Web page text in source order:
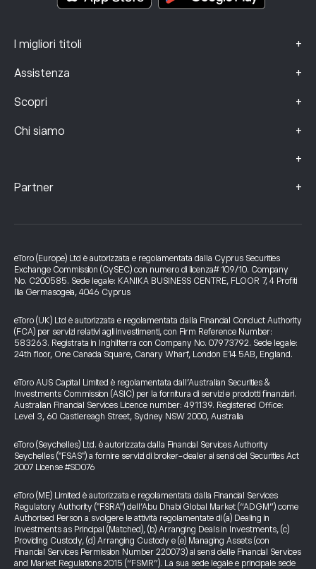
I migliori titoli +
Assistenza +
Scopri +
Chi siamo +
+
Partner +
eToro (Europe) Ltd è autorizzata e regolamentata dalla Cyprus Securities
Exchange Commission (CySEC) con numero di licenza# 109/10. Company
No. C200585. Sede legale: KANIKA BUSINESS CENTRE, FLOOR 7, 4 Profiti
Ilia Germasogeia, 4046 Cyprus
eToro (UK) Ltd è autorizzata e regolamentata dalla Financial Conduct Authority
(FCA) per servizi relativi agli investimenti, con Firm Reference Number:
583263. Registrata in Inghilterra con Company No. 07973792. Sede legale:
24th floor, One Canada Square, Canary Wharf, London E14 5AB, England.
eToro AUS Capital Limited è regolamentata dall’Australian Securities &
Investments Commission (ASIC) per la fornitura di servizi e prodotti finanziari.
Australian Financial Services Licence number: 491139. Registered Office:
Level 3, 60 Castlereagh Street, Sydney NSW 2000, Australia
eToro (Seychelles) Ltd. è autorizzata dalla Financial Services Authority
Seychelles ("FSAS") a fornire servizi di broker-dealer ai sensi del Securities Act
2007 License #SD076
eToro (ME) Limited è autorizzata e regolamentata dalla Financial Services
Regulatory Authority ("FSRA") dell’Abu Dhabi Global Market (“ADGM”) come
Authorised Person a svolgere le attività regolamentate di (a) Dealing in
Investments as Principal (Matched), (b) Arranging Deals in Investments, (c)
Providing Custody, (d) Arranging Custody e (e) Managing Assets (con
Financial Services Permission Number 220073) ai sensi delle Financial Services
and Market Regulations 2015 (“FSMR”). La sua sede legale e principale sede